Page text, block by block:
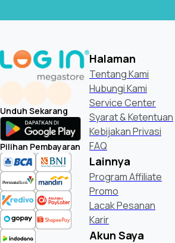
Unduh Sekarang
Pilihan Pembayaran
Halaman
Tentang Kami
Hubungi Kami
Service Center
Syarat & Ketentuan
Kebijakan Privasi
FAQ
Lainnya
Program Affiliate
Promo
Lacak Pesanan
Karir
Akun Saya